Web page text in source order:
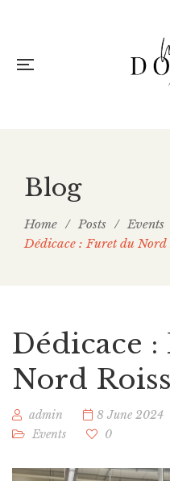
Blog
Home / Posts / Events
Dédicace : Furet du
Dédicace
Nord
admin 8 June 2024
Events
0